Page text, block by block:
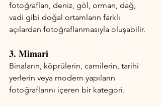
fotoğrafları, deniz, göl, orman, dağ,
vadi gibi doğal ortamların farklı
açılardan fotoğraflanmasıyla oluşabilir.
3. Mimari
Binaların, köprülerin, camilerin, tarihi
yerlerin veya modern yapıların
fotoğraflarını içeren bir kategori.